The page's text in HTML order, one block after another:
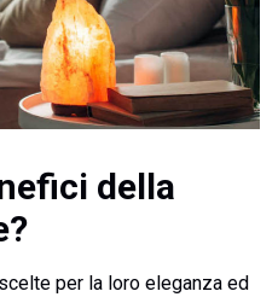
della
per la loro eleganza ed